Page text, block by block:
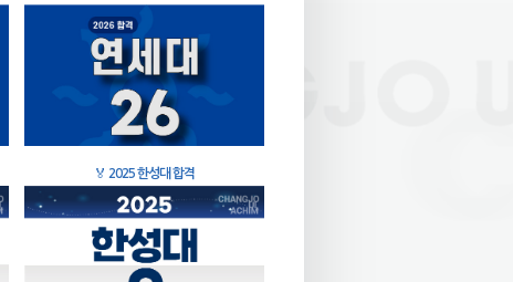
🏅 2025 한성대 합격